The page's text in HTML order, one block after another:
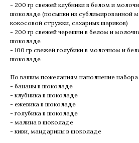
- 200 гр свежей клубники в белом и
шоколаде (посыпки из сублимированной
кокосовой стружки, сахарных шариков)
- 200 гр свежей черешни в белом и
шоколаде
- 100 гр свежей голубики в молочном и
шоколаде
По вашим пожеланиям наполнение
- бананы в шоколаде
- клубника в шоколаде
- ежевика в шоколаде
- голубика в шоколаде
- малина в шоколаде
- киви, мандарины в шоколаде